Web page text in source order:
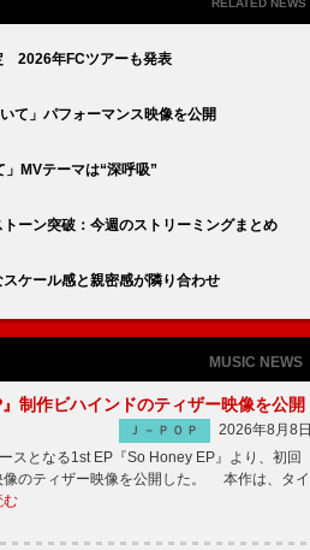
RELATED NEWS
2026年FCツアーも発表
て」パフォーマンス映像を公開
MVテーマは“深呼吸”
ーン突破：今週のストリーミングまとめ
ケール感と親密感が隣り合わせ
MUSIC NEWS
制作ビハインドのティザー映像を公開
Ｊ－ＰＯＰ
2026年8月8日
となる1st EP『So Honey EP』より、初回
像のティザー映像を公開した。 本作は、タイ
む